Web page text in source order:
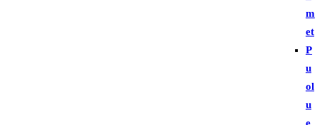
m
et
P
u
ol
u
e